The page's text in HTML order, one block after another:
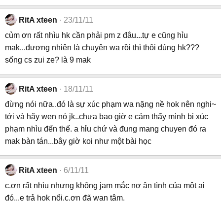
RitA xteen
23/11/11
củm ơn rất nhìu hk cần phải pm z đâu...tự e cũng hỉu
mak...đương nhiên là chuyện wa rồi thì thôi đúng hk???
sống cs zui ze? là 9 mak
RitA xteen
18/11/11
đừng nói nữa..đó là sự xúc phạm wa nặng nề hok nên nghi~
tới và hãy wen nó jk..chưa bao giờ e cảm thấy mình bị xúc
phạm nhìu đến thế. a hỉu chứ và đung mang chuyen đó ra
mak bàn tán...bây giờ koi như một bài học
RitA xteen
6/11/11
c.ơn rất nhìu nhưng không jam mắc nợ ân tình của một ai
đó...e trả hok nổi.c.ơn đã wan tâm.